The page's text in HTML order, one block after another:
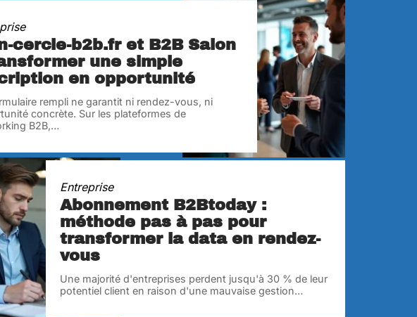
cercle-b2b.fr et B2B Salon
une simple
en opportunité
rempli ne garantit ni rendez-vous, ni
concrète. Sur les plateformes de
B2B,…
Entreprise
Abonnement B2Btoday :
méthode pas à pas pour
transformer la data en rendez-
vous
Une majorité d'entreprises perdent jusqu'à 30 % de leur
potentiel client en raison d'une mauvaise gestion…